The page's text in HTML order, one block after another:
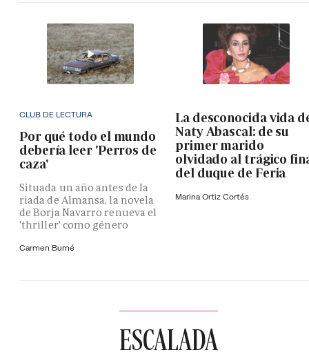
CLUB DE LECTURA
Por qué todo el mundo
debería leer 'Perros de
caza'
Situada un año antes de la
riada de Almansa, la novela
de Borja Navarro renueva el
'thriller' como género
Carmen Burné
La desconocida vida
Naty Abascal: de su
primer marido
olvidado al trágico
del duque de Feria
Marina Ortiz Cortés
ESCALADA